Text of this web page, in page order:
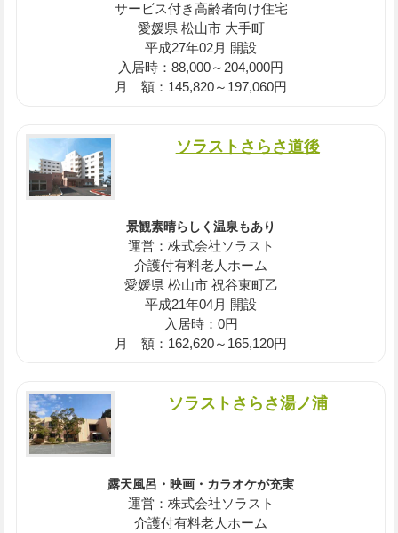
サービス付き高齢者向け住宅
愛媛県 松山市 大手町
平成27年02月 開設
入居時：88,000～204,000円
月 額：145,820～197,060円
ソラストさらさ道後
景観素晴らしく温泉もあり
運営：株式会社ソラスト
介護付有料老人ホーム
愛媛県 松山市 祝谷東町乙
平成21年04月 開設
入居時：0円
月 額：162,620～165,120円
ソラストさらさ湯ノ浦
露天風呂・映画・カラオケが充実
運営：株式会社ソラスト
介護付有料老人ホーム